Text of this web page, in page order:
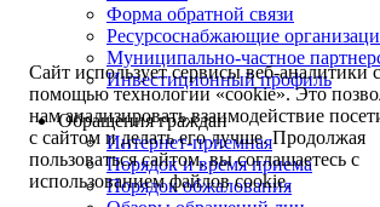
Форма обратной связи
Ресурсоснабжающие
Муниципально-частное
Инвестиционный профиль
Обращения граждан
Интернет-приемная
Порядок и время приема
Порядок обжалования
Сайт использует сервисы веб-аналитики
помощью технологии «cookie». Это
нам анализировать взаимодействие
с сайтом и делать его лучше. Продолжая
пользоваться сайтом, вы соглашаетесь с
использованием файлов cookie.